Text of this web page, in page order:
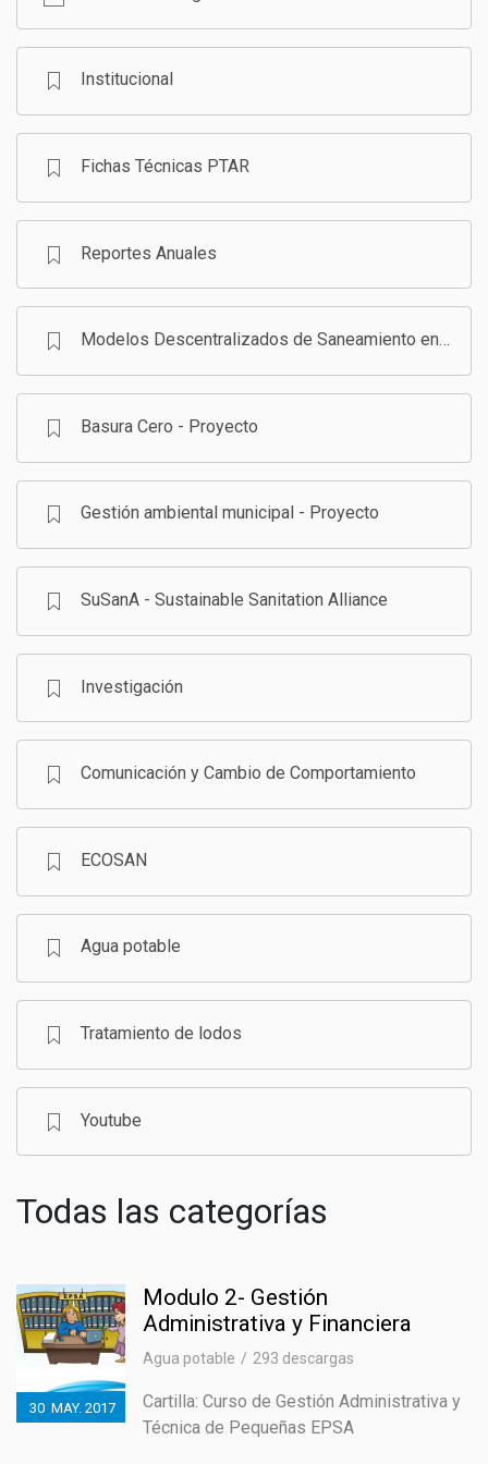
Institucional
Fichas Técnicas PTAR
Reportes Anuales
Modelos Descentralizados de Saneamiento en Bolivia - Programa
Basura Cero - Proyecto
Gestión ambiental municipal - Proyecto
SuSanA - Sustainable Sanitation Alliance
Investigación
Comunicación y Cambio de Comportamiento
ECOSAN
Agua potable
Tratamiento de lodos
Youtube
Todas las categorías
30 MAY. 2017
Modulo 2- Gestión
Administrativa y Financiera
Agua potable 293 descargas
Cartilla: Curso de Gestión Administrativa y
Técnica de Pequeñas EPSA